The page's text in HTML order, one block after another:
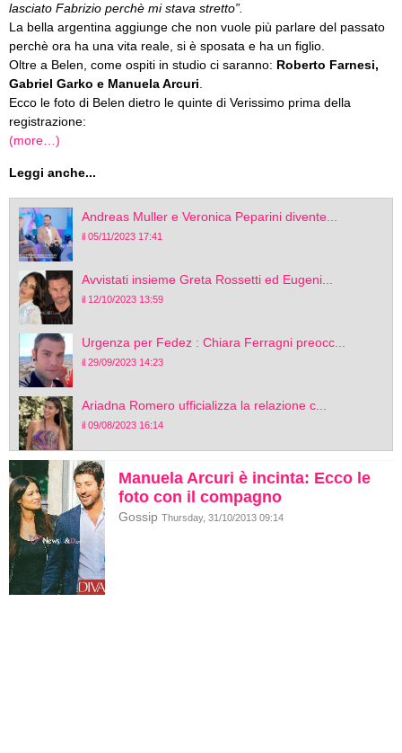
lasciato Fabrizio perchè mi stava stretto”.
La bella argentina aggiunge che non vuole più parlare del passato
perchè ora ha una vita reale, si è sposata e ha un figlio.
Oltre a Belen, come ospiti in studio ci saranno: Roberto Farnesi,
Gabriel Garko e Manuela Arcuri
Ecco le foto di Belen dietro le quinte di Verissimo prima della
registrazione:
(more…)
Leggi anche...
Andreas Muller e Veronica Peparini divente...
il 05/11/2023 17:41
Avvistati insieme Greta Rossetti ed Eugeni...
il 12/10/2023 13:59
Urgenza per Fedez : Chiara Ferragni preocc...
il 29/09/2023 14:23
Ariadna Romero ufficializza la relazione c...
il 09/08/2023 16:14
Manuela Arcuri è incinta: Ecco le
foto con il compagno
Gossip Thursday, 31/10/2013 09:14